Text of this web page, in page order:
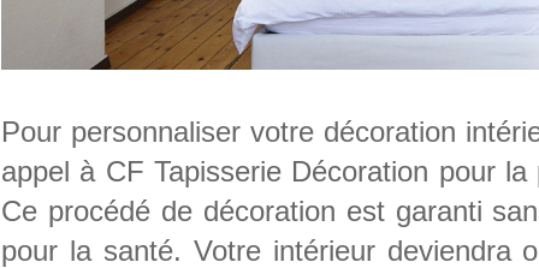
Pour personnaliser votre décoration
appel à CF Tapisserie Décoration pour
Ce procédé de décoration est garanti
pour la santé. Votre intérieur deviendra